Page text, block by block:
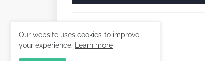
Our website uses cookies to improve
your experience.
Learn more